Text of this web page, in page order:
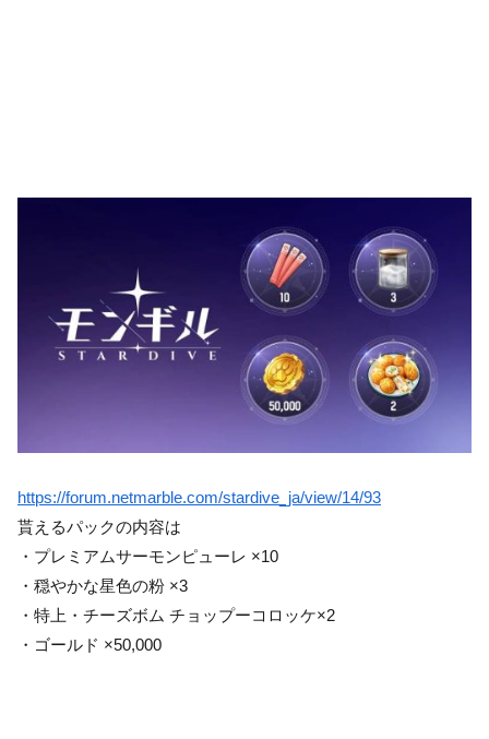
https://forum.netmarble.com/stardive_ja/view/14/93
貰えるパックの内容は
・プレミアムサーモンピューレ ×10
・穏やかな星色の粉 ×3
・特上・チーズボム チョップーコロッケ×2
・ゴールド ×50,000